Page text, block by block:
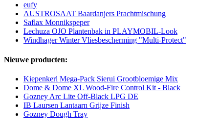
eufy
AUSTROSAAT Baardanjers Prachtmischung
Saflax Monnikspeper
Lechuza OJO Plantenbak in PLAYMOBIL-Look
Windhager Winter Vliesbescherming "Multi-Protect"
Nieuwe producten:
Kiepenkerl Mega-Pack Sierui Grootbloemige Mix
Dome & Dome XL Wood-Fire Control Kit - Black
Gozney Arc Lite Off-Black LPG DE
IB Laursen Lantaarn Grijze Finish
Gozney Dough Tray